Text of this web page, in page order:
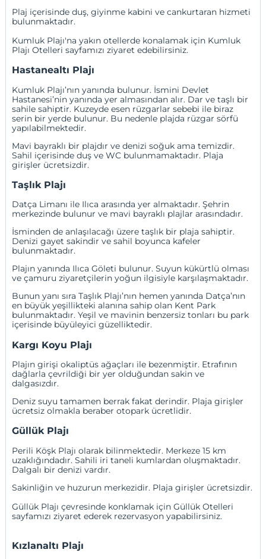
Plaj içerisinde duş, giyinme kabini ve cankurtaran hizmeti
bulunmaktadır.
Kumluk Plajı'na yakın otellerde konalamak için Kumluk
Plajı Otelleri sayfamızı ziyaret edebilirsiniz.
Hastanealtı Plajı
Kumluk Plajı’nın yanında bulunur. İsmini Devlet
Hastanesi’nin yanında yer almasından alır. Dar ve taşlı bir
sahile sahiptir. Kuzeyde esen rüzgarlar sebebi ile biraz
serin bir yerde bulunur. Bu nedenle plajda rüzgar sörfü
yapılabilmektedir.
Mavi bayraklı bir plajdır ve denizi soğuk ama temizdir.
Sahil içerisinde duş ve WC bulunmamaktadır. Plaja
girişler ücretsizdir.
Taşlık Plajı
Datça Limanı ile Ilıca arasında yer almaktadır. Şehrin
merkezinde bulunur ve mavi bayraklı plajlar arasındadır.
İsminden de anlaşılacağı üzere taşlık bir plaja sahiptir.
Denizi gayet sakindir ve sahil boyunca kafeler
bulunmaktadır.
Plajın yanında Ilıca Göleti bulunur. Suyun kükürtlü olması
ve çamuru ziyaretçilerin yoğun ilgisiyle karşılaşmaktadır.
Bunun yanı sıra Taşlık Plajı’nın hemen yanında Datça’nın
en büyük yeşillikteki alanına sahip olan Kent Park
bulunmaktadır. Yeşil ve mavinin benzersiz tonları bu park
içerisinde büyüleyici güzelliktedir.
Kargı Koyu Plajı
Plajın girişi okaliptüs ağaçları ile bezenmiştir. Etrafının
dağlarla çevrildiği bir yer olduğundan sakin ve
dalgasızdır.
Deniz suyu tamamen berrak fakat derindir. Plaja girişler
ücretsiz olmakla beraber otopark ücretlidir.
Güllük Plajı
Perili Köşk Plajı olarak bilinmektedir. Merkeze 15 km
uzaklığındadır. Sahili iri taneli kumlardan oluşmaktadır.
Dalgalı bir denizi vardır.
Sakinliğin ve huzurun merkezidir. Plaja girişler ücretsizdir.
Güllük Plajı çevresinde konklamak içinGüllük Otelleri
sayfamızı ziyaret ederek rezervasyon yapabilirsiniz.
Kızlanaltı Plajı